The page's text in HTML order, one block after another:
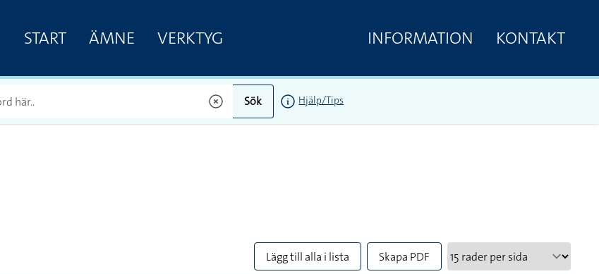
START ÄMNE VERKTYG INFORMATION KONTAKT
Sök Hjälp/Tips
Lägg till alla i lista Skapa PDF